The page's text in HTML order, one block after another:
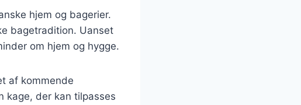
hjem og bagerier.
bagetradition. Uanset
om hjem og hygge.
af kommende
kage, der kan tilpasses